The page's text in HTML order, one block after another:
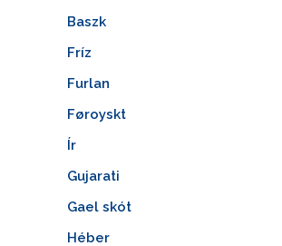
Baszk
Fríz
Furlan
Føroyskt
Ír
Gujarati
Gael skót
Héber